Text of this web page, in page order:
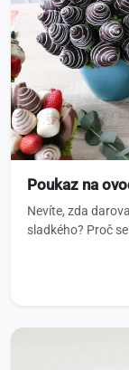
Poukaz na
Nevíte, zda
sladkého? Proč